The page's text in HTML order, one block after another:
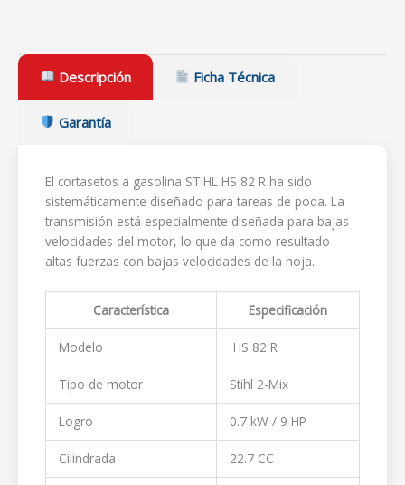
Descripción Ficha Técnica
Garantía
El cortasetos a gasolina STIHL HS 82 R ha sido
sistemáticamente diseñado para tareas de poda. La
transmisión está especialmente diseñada para bajas
velocidades del motor, lo que da como resultado
altas fuerzas con bajas velocidades de la hoja.
Característica Especificación
Modelo HS 82 R
Tipo de motor Stihl 2-Mix
Logro 0.7 kW / 9 HP
Cilindrada 22.7 CC